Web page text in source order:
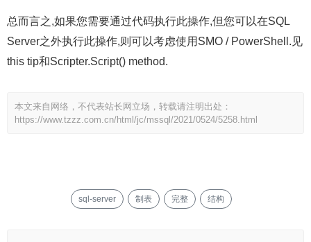
总而言之,如果您需要通过代码执行此操作,但您可以在SQL
Server之外执行此操作,则可以考虑使用SMO / PowerShell.见
this tip和Scripter.Script() method.
本文来自网络，不代表站长网立场，转载请注明出处：
https://www.tzzz.com.cn/html/jc/mssql/2021/0524/5258.html
sql-server 制表 完整 结构